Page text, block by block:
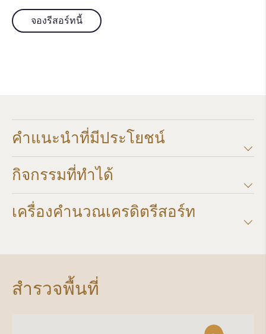
จองรีสอร์ทนี้
คำแนะนำที่มีประโยชน์
กิจกรรมที่ทำได้
เครื่องคำนวณเครดิตรีสอร์ท​
สำรวจพื้นที่